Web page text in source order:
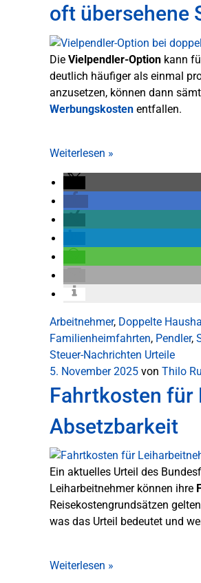
oft übersehene
Die Vielpendler-Option kann
deutlich häufiger als einmal
anzusetzen, können dann
Werbungskosten entfallen.
Weiterlesen »
Arbeitnehmer, Doppelte
Familienheimfahrten, Pendler,
Steuer-Nachrichten Urteile
5. November 2025 von Thilo
Fahrtkosten für
Absetzbarkeit
Ein aktuelles Urteil des
Leiharbeitnehmer können ihre
Reisekostengrundsätzen
was das Urteil bedeutet und
Weiterlesen »